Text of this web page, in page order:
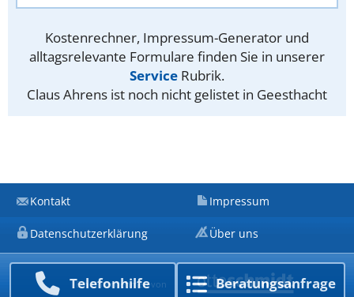
Kostenrechner, Impressum-Generator und
alltagsrelevante Formulare finden Sie in unserer
Service Rubrik.
Claus Ahrens ist noch nicht gelistet in Geesthacht
Telefon­hilfe Beratungs­anfrage
Kontakt Impressum
Datenschutzerklärung Über uns
Ein Unternehmen von